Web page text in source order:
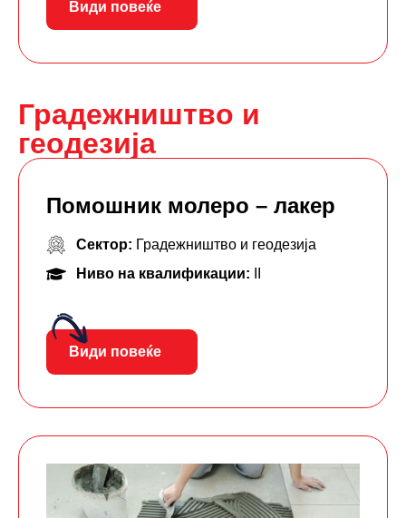
Види повеќе
Градежништво и
геодезија
Помошник молеро – лакер
Сектор: Градежништво и геодезија
Ниво на квалификации:
Види повеќе